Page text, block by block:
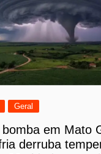
Geral
bomba em Mato
derruba